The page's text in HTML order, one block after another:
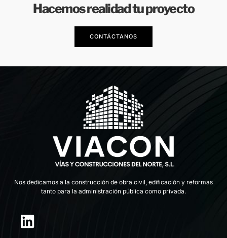
Hacemos realidad tu proyecto
CONTÁCTANOS
Nos dedicamos a la construcción de obra civil, edificación y reformas
tanto para la administración pública como privada.